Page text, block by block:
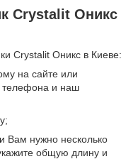
Crystalit Оникс
Crystalit Оникс в Киеве:
на сайте или
телефона и наш
Вам нужно несколько
общую длину и